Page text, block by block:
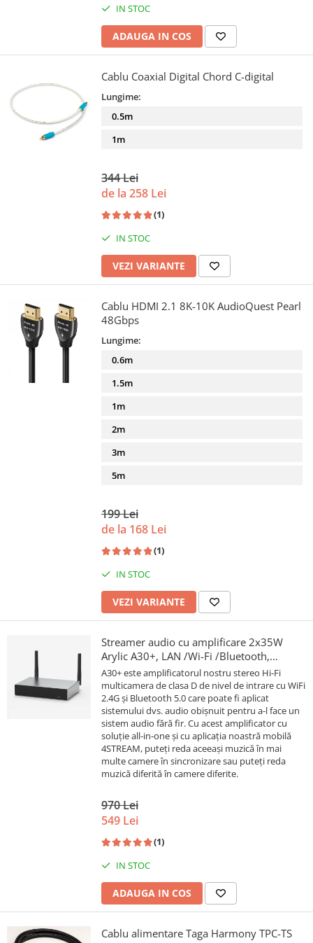
IN STOC
ADAUGA IN COS
Cablu Coaxial Digital Chord C-digital
Lungime:
0.5m
1m
344 Lei
de la 258 Lei
(1)
IN STOC
VEZI VARIANTE
Cablu HDMI 2.1 8K-10K AudioQuest Pearl
48Gbps
Lungime:
0.6m
1.5m
1m
2m
3m
5m
199 Lei
de la 168 Lei
(1)
IN STOC
VEZI VARIANTE
Streamer audio cu amplificare 2x35W
Arylic A30+, LAN /Wi-Fi /Bluetooth,
24bit/192kHz, Multiroom
A30+ este amplificatorul nostru stereo Hi-Fi
multicamera de clasa D de nivel de intrare cu WiFi
2.4G și Bluetooth 5.0 care poate fi aplicat
sistemului dvs. audio obișnuit pentru a-l face un
sistem audio fără fir. Cu acest amplificator cu
soluție all-in-one și cu aplicația noastră mobilă
4STREAM, puteți reda aceeași muzică în mai
multe camere în sincronizare sau puteți reda
muzică diferită în camere diferite.
970 Lei
549 Lei
(1)
IN STOC
ADAUGA IN COS
Cablu alimentare Taga Harmony TPC-TS